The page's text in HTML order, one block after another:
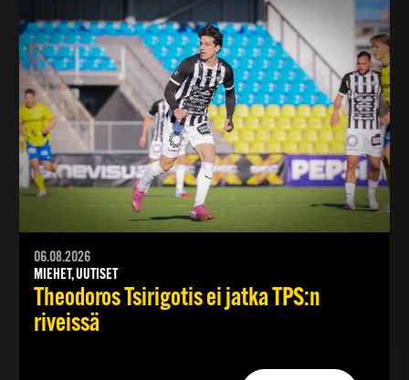
06.08.2026
MIEHET, UUTISET
Theodoros Tsirigotis ei jatka TPS:n
riveissä